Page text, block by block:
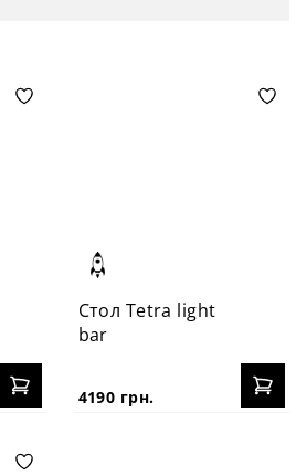
Стол Tetra light
bar
4190 грн.